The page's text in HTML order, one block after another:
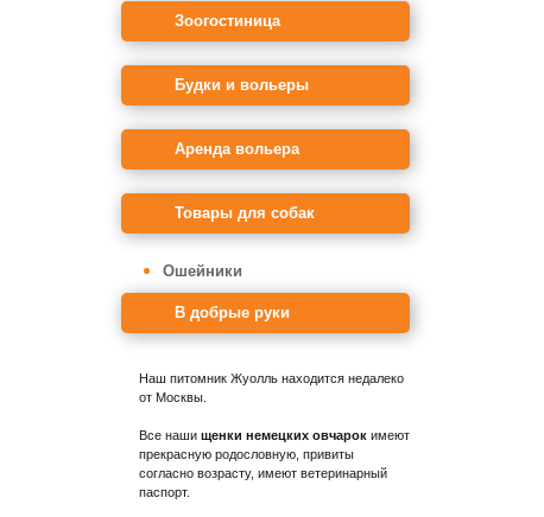
Зоогостиница
Будки и вольеры
Аренда вольера
Товары для собак
Ошейники
В добрые руки
Наш питомник Жуолль находится недалеко
от Москвы.
Все наши щенки немецких овчарок имеют
прекрасную родословную, привиты
согласно возрасту, имеют ветеринарный
паспорт.